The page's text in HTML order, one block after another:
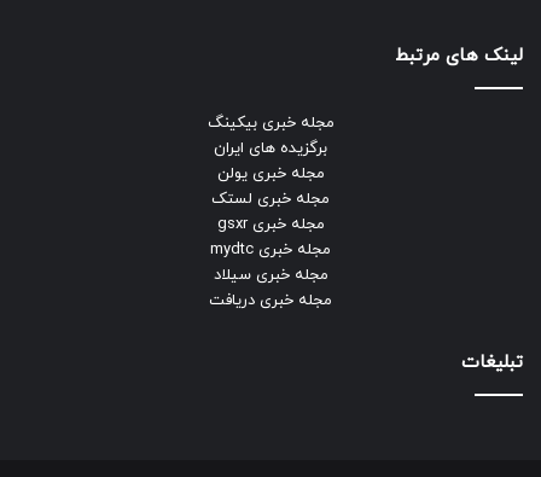
لینک های مرتبط
مجله خبری بیکینگ
برگزیده های ایران
مجله خبری یولن
مجله خبری لستک
مجله خبری gsxr
مجله خبری mydtc
مجله خبری سیلاد
مجله خبری دریافت
تبلیغات